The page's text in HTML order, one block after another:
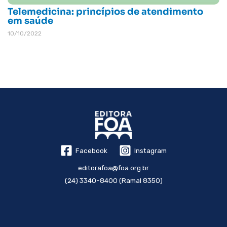
Telemedicina: princípios de atendimento
em saúde
10/10/2022
Facebook Instagram
editorafoa@foa.org.br
(24) 3340-8400 (Ramal 8350)